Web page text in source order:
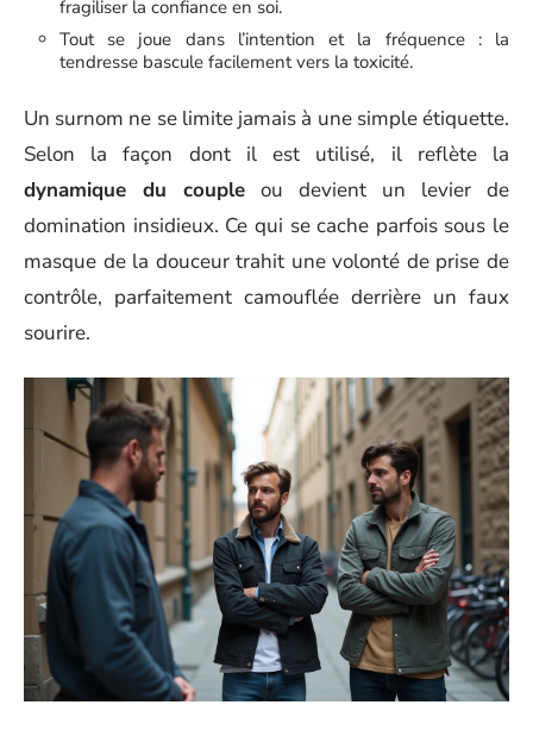
fragiliser la confiance en soi.
Tout se joue dans l’intention et la fréquence : la
tendresse bascule facilement vers la toxicité.
Un surnom ne se limite jamais à une simple étiquette.
Selon la façon dont il est utilisé, il reflète la
dynamique du couple ou devient un levier de
domination insidieux. Ce qui se cache parfois sous le
masque de la douceur trahit une volonté de prise de
contrôle, parfaitement camouflée derrière un faux
sourire.